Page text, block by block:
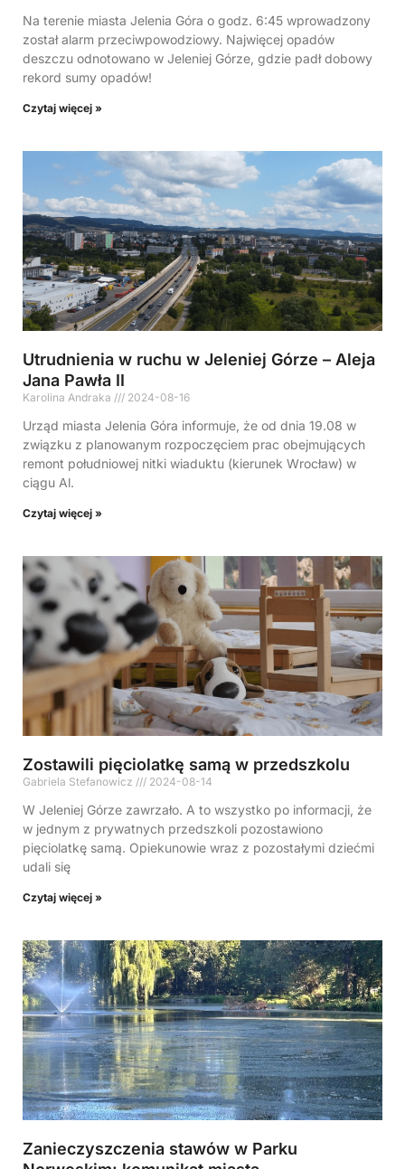
Na terenie miasta Jelenia Góra o godz. 6:45 wprowadzony
został alarm przeciwpowodziowy. Najwięcej opadów
deszczu odnotowano w Jeleniej Górze, gdzie padł dobowy
rekord sumy opadów!
Czytaj więcej »
Utrudnienia w ruchu w Jeleniej Górze – Aleja
Jana Pawła II
Karolina Andraka 2024-08-16
Urząd miasta Jelenia Góra informuje, że od dnia 19.08 w
związku z planowanym rozpoczęciem prac obejmujących
remont południowej nitki wiaduktu (kierunek Wrocław) w
ciągu Al.
Czytaj więcej »
Zostawili pięciolatkę samą w przedszkolu
Gabriela Stefanowicz 2024-08-14
W Jeleniej Górze zawrzało. A to wszystko po informacji, że
w jednym z prywatnych przedszkoli pozostawiono
pięciolatkę samą. Opiekunowie wraz z pozostałymi dziećmi
udali się
Czytaj więcej »
Zanieczyszczenia stawów w Parku